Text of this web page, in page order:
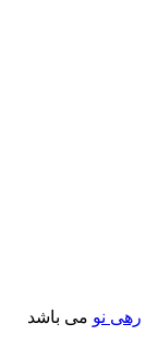
رهی نو می باشد